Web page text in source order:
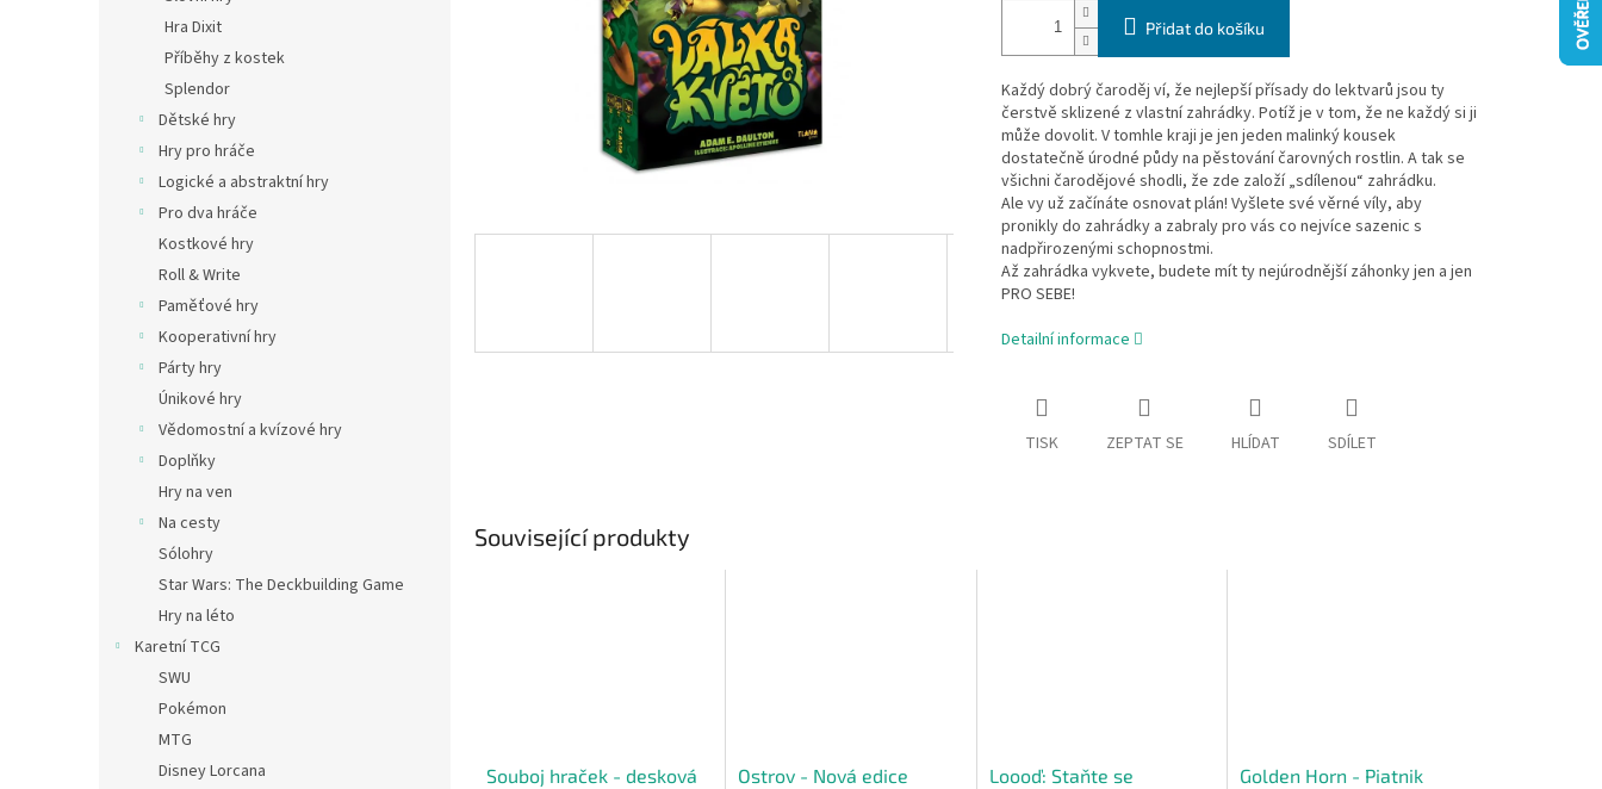
Hra Dixit
Příběhy z kostek
Splendor
Dětské hry
Hry pro hráče
Logické a abstraktní hry
Pro dva hráče
Kostkové hry
Roll & Write
Paměťové hry
Kooperativní hry
Párty hry
Únikové hry
Vědomostní a kvízové hry
Doplňky
Hry na ven
Na cesty
Sólohry
Star Wars: The Deckbuilding Game
Hry na léto
Karetní TCG
SWU
Pokémon
MTG
Disney Lorcana
Přidat do košíku
Každý dobrý čaroděj ví, že nejlepší přísady do lektvarů jsou ty
čerstvě sklizené z vlastní zahrádky. Potíž je v tom, že ne každý si ji
může dovolit. V tomhle kraji je jen jeden malinký kousek
dostatečně úrodné půdy na pěstování čarovných rostlin. A tak se
všichni čarodějové shodli, že zde založí „sdílenou“ zahrádku.
Ale vy už začínáte osnovat plán! Vyšlete své věrné víly, aby
pronikly do zahrádky a zabraly pro vás co nejvíce sazenic s
nadpřirozenými schopnostmi.
Až zahrádka vykvete, budete mít ty nejúrodnější záhonky jen a jen
PRO SEBE!
Detailní informace
TISK ZEPTAT SE HLÍDAT SDÍLET
Související produkty
Souboj hraček - desková
Ostrov - Nová edice
Loooď: Staňte se
Golden Horn - Piatnik